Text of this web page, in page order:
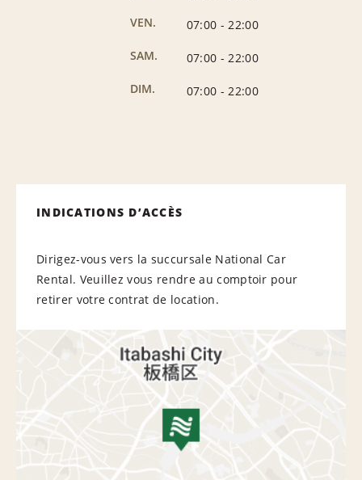
VEN.
07:00 - 22:00
SAM.
07:00 - 22:00
DIM.
07:00 - 22:00
INDICATIONS D’ACCÈS
Dirigez-vous vers la succursale National Car
Rental. Veuillez vous rendre au comptoir pour
retirer votre contrat de location.